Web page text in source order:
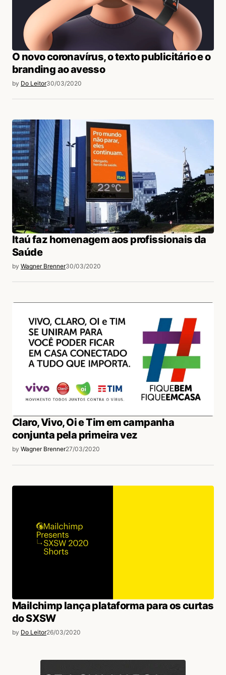
O novo coronavírus, o texto publicitário e o
branding ao avesso
by Do Leitor30/03/2020
Itaú faz homenagem aos profissionais da
Saúde
by Wagner Brenner30/03/2020
Claro, Vivo, Oi e Tim em campanha
conjunta pela primeira vez
by Wagner Brenner27/03/2020
Mailchimp lança plataforma para os curtas
do SXSW
by Do Leitor26/03/2020